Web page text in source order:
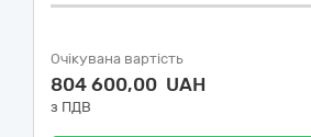
Очікувана вартість
804 600,00 UAH
з ПДВ